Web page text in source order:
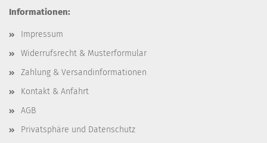
Informationen:
Impressum
Widerrufsrecht & Musterformular
Zahlung & Versandinformationen
Kontakt & Anfahrt
AGB
Privatsphäre und Datenschutz